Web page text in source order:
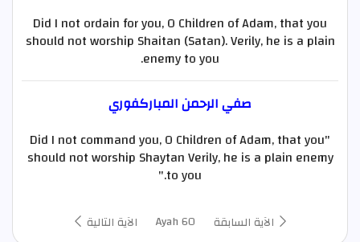
Did I not ordain for you, O Children of Adam, that you
should not worship Shaitan (Satan). Verily, he is a plain
enemy to you.
صفي الرحمن المباركفوري
"Did I not command you, O Children of Adam, that you
should not worship Shaytan Verily, he is a plain enemy
to you."
الآية السابقة Ayah 60 الآية التالية